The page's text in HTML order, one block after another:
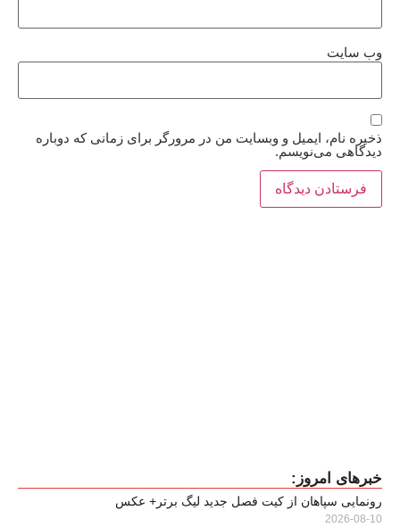
وب‌ سایت
ذخیره نام، ایمیل و وبسایت من در مرورگر برای زمانی که دوباره
دیدگاهی می‌نویسم.
خبرهای امروز:
رونمایی سپاهان از کیت فصل جدید لیگ برتر+ عکس
2026-08-10